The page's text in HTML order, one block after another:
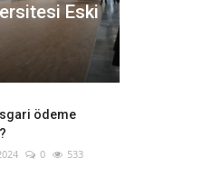
Eski
ödeme
0 533